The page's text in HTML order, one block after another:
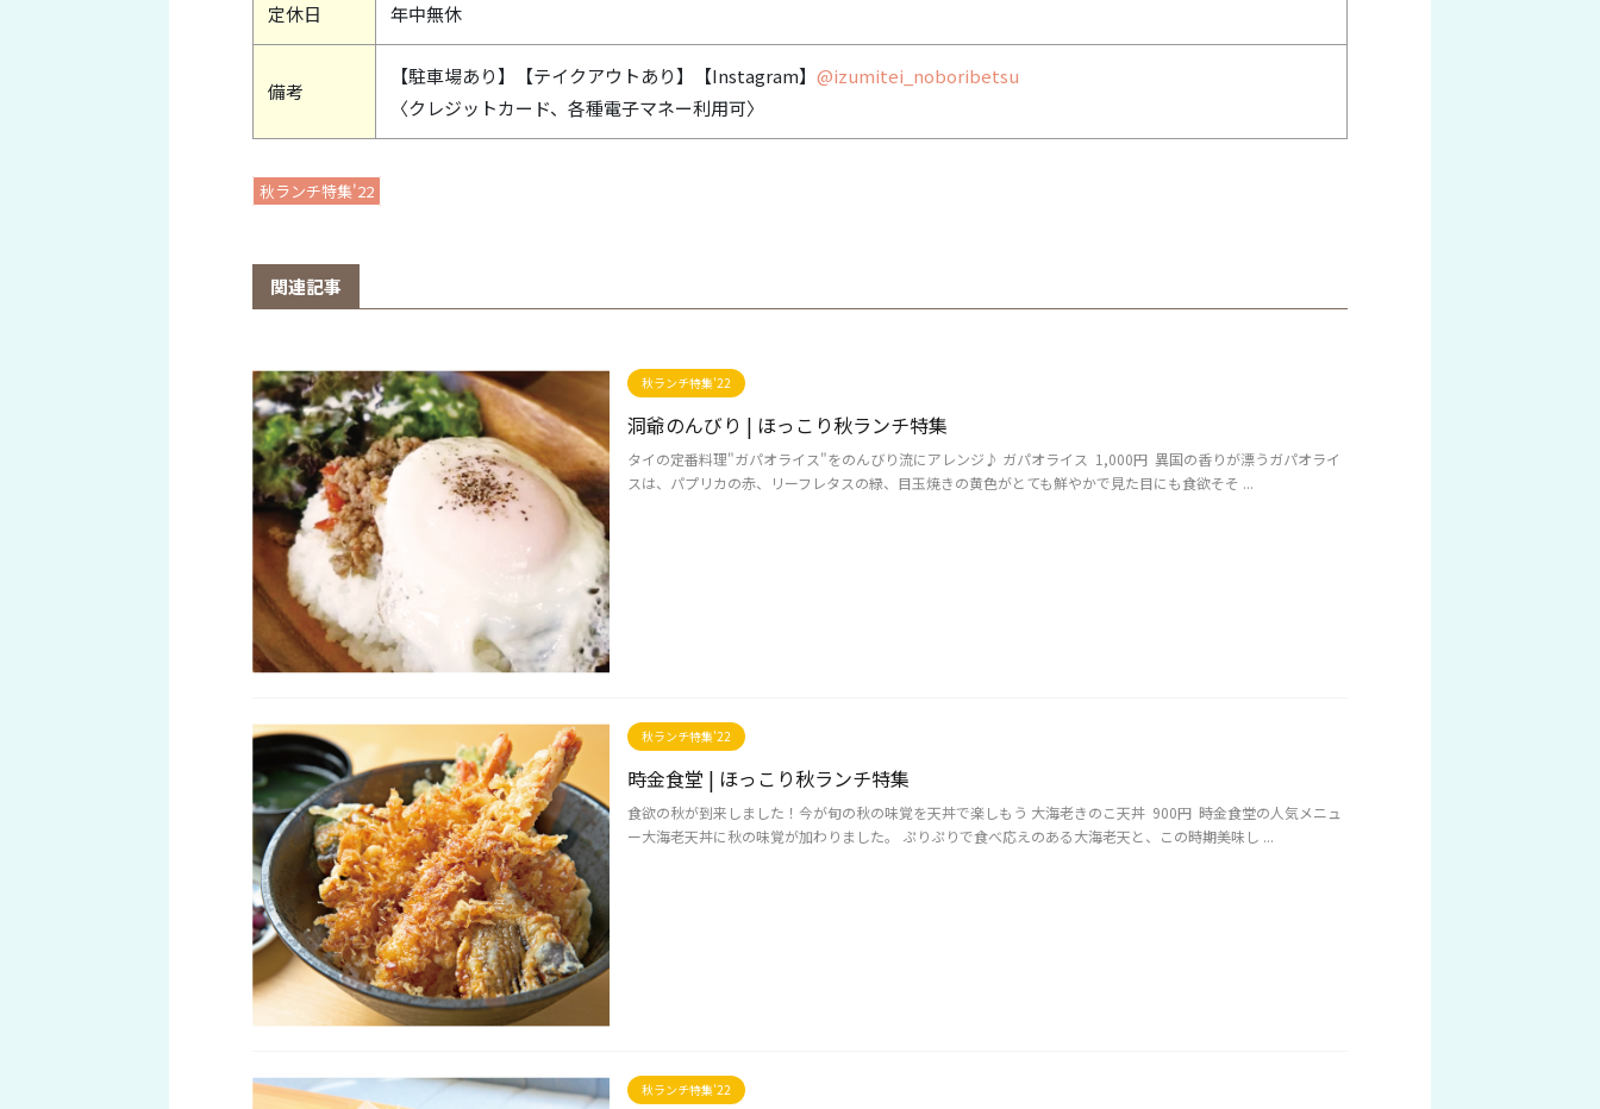
定休日 年中無休
備考
【駐車場あり】【テイクアウトあり】【Instagram】 @izumitei_noboribetsu
〈クレジットカード、各種電子マネー利用可〉
秋ランチ特集'22
関連記事
秋ランチ特集'22
洞爺のんびり | ほっこり秋ランチ特集
タイの定番料理"ガパオライス"をのんびり流にアレンジ♪ ガパオライス 1,000円 異国の香りが漂うガパオライ
スは、パプリカの赤、リーフレタスの緑、目玉焼きの黄色がとても鮮やかで見た目にも食欲そそ ...
秋ランチ特集'22
時金食堂 | ほっこり秋ランチ特集
食欲の秋が到来しました！今が旬の秋の味覚を天丼で楽しもう 大海老きのこ天丼 900円 時金食堂の人気メニュ
ー大海老天丼に秋の味覚が加わりました。 ぷりぷりで食べ応えのある大海老天と、この時期美味し ...
秋ランチ特集'22